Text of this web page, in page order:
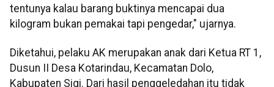
tentunya kalau barang buktinya mencapai dua
kilogram bukan pemakai tapi pengedar," ujarnya.
Diketahui, pelaku AK merupakan anak dari Ketua RT 1,
Dusun II Desa Kotarindau, Kecamatan Dolo,
Kabupaten Sigi. Dari hasil penggeledahan itu tidak